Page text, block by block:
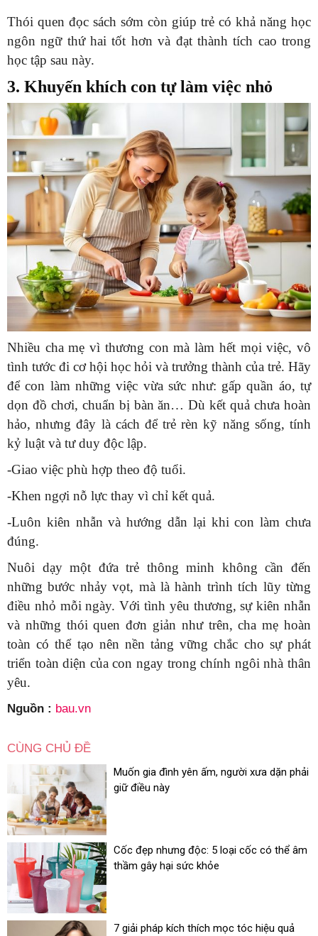
Thói quen đọc sách sớm còn giúp trẻ có khả năng học
ngôn ngữ thứ hai tốt hơn và đạt thành tích cao trong
học tập sau này.
3. Khuyến khích con tự làm việc nhỏ
Nhiều cha mẹ vì thương con mà làm hết mọi việc, vô
tình tước đi cơ hội học hỏi và trưởng thành của trẻ. Hãy
để con làm những việc vừa sức như: gấp quần áo, tự
dọn đồ chơi, chuẩn bị bàn ăn… Dù kết quả chưa hoàn
hảo, nhưng đây là cách để trẻ rèn kỹ năng sống, tính
kỷ luật và tư duy độc lập.
-Giao việc phù hợp theo độ tuổi.
-Khen ngợi nỗ lực thay vì chỉ kết quả.
-Luôn kiên nhẫn và hướng dẫn lại khi con làm chưa
đúng.
Nuôi dạy một đứa trẻ thông minh không cần đến
những bước nhảy vọt, mà là hành trình tích lũy từng
điều nhỏ mỗi ngày. Với tình yêu thương, sự kiên nhẫn
và những thói quen đơn giản như trên, cha mẹ hoàn
toàn có thể tạo nên nền tảng vững chắc cho sự phát
triển toàn diện của con ngay trong chính ngôi nhà thân
yêu.
Nguồn : bau.vn
CÙNG CHỦ ĐỀ
Muốn gia đình yên ấm, người xưa dặn phải
giữ điều này
Cốc đẹp nhưng độc: 5 loại cốc có thể âm
thầm gây hại sức khỏe
7 giải pháp kích thích mọc tóc hiệu quả